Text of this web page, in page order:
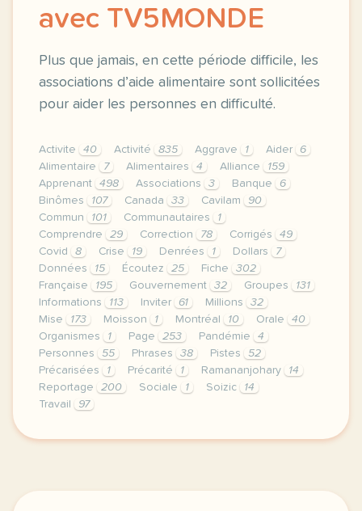
avec TV5MONDE
Plus que jamais, en cette période difficile, les
associations d’aide alimentaire sont sollicitées
pour aider les personnes en difficulté.
Activite 40 Activité 835 Aggrave 1 Aider
6
Alimentaire
7 Alimentaires 4 Alliance
159
Apprenant
498 Associations 3 Banque
6
Binômes
107 Canada 33 Cavilam
90
Commun
101 Communautaires
1
Comprendre
29 Correction 78 Corrigés
49
Covid
8 Crise 19 Denrées 1 Dollars
7
Données
15 Écoutez 25 Fiche
302
Française
195 Gouvernement 32 Groupes
131
Informations
113 Inviter 61 Millions
32
Mise
173 Moisson 1 Montréal 10 Orale
40
Organismes
1 Page 253 Pandémie
4
Personnes
55 Phrases 38 Pistes
52
Précarisées
1 Précarité 1 Ramananjohary
14
Reportage
200 Sociale 1 Soizic
14
Travail
97
le respect de votre vie privee est une priorite